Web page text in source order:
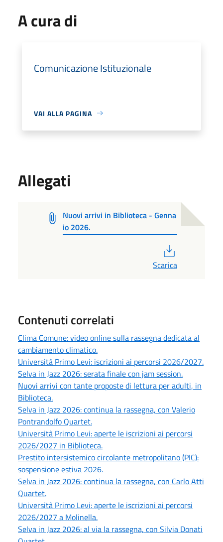
A cura di
Comunicazione Istituzionale
VAI ALLA PAGINA
Allegati
Nuovi arrivi in Biblioteca - Genna
io 2026.
Scarica
Contenuti correlati
Clima Comune: video online sulla rassegna dedicata al
cambiamento climatico.
Università Primo Levi: iscrizioni ai percorsi 2026/2027.
Selva in Jazz 2026: serata finale con jam session.
Nuovi arrivi con tante proposte di lettura per adulti, in
Biblioteca.
Selva in Jazz 2026: continua la rassegna, con Valerio
Pontrandolfo Quartet.
Università Primo Levi: aperte le iscrizioni ai percorsi
2026/2027 in Biblioteca.
Prestito intersistemico circolante metropolitano (PIC):
sospensione estiva 2026.
Selva in Jazz 2026: continua la rassegna, con Carlo Atti
Quartet.
Università Primo Levi: aperte le iscrizioni ai percorsi
2026/2027 a Molinella.
Selva in Jazz 2026: al via la rassegna, con Silvia Donati